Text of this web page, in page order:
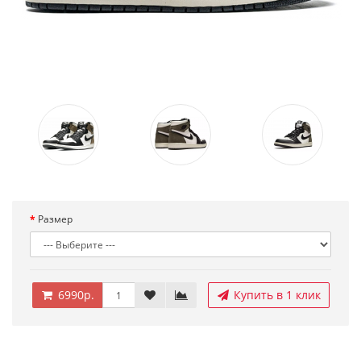
Размер
6990р. Купить в 1 клик